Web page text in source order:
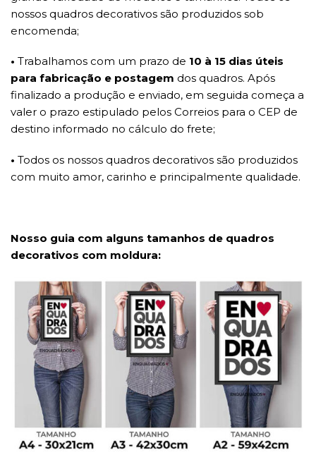
nossos quadros decorativos são produzidos sob
encomenda;
• Trabalhamos com um prazo de 10 à 15 dias úteis
para fabricação e postagem dos quadros. Após
finalizado a produção e enviado, em seguida começa a
valer o prazo estipulado pelos Correios para o CEP de
destino informado no cálculo do frete;
• Todos os nossos quadros decorativos são produzidos
com muito amor, carinho e principalmente qualidade.
Nosso guia com alguns tamanhos de quadros
decorativos com moldura: